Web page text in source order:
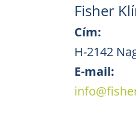
Fisher
Cím:
H-2142
E-mail: